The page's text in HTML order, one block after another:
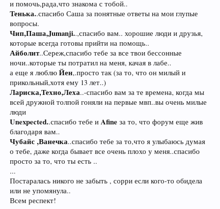
и помочь,рада,что знакома с тобой..
Тенька..спасибо Саша за понятные ответы на мои глупые
вопросы.
Чип,Паша,Jumanji..,спасибо вам.. хорошие люди и друзья,
которые всегда готовы прийти на помощь..
Айболит..Сереж,спасибо тебе за все твои бессонные
ночи..которые ты потратил на меня, качая в лабе..
а еще я люблю Йен,.просто так (за то, что он милый и
прикольный,хотя ему 13 лет..)
Лариска,Техно,Леха..-спасибо вам за те времена, когда мы
всей дружной толпой гоняли на первые мвп..вы очень милые
люди
Unexpected..спасибо тебе и Afine за то, что форум еще жив
благодаря вам..
Чубайс ,Ванечка..спасибо тебе за то,что я улыбаюсь думая
о тебе, даже когда бывает все очень плохо у меня..спасибо
просто за то, что ты есть ..
...
Постаралась никого не забыть , сорри если кого-то обидела
или не упомянула..
Всем респект!